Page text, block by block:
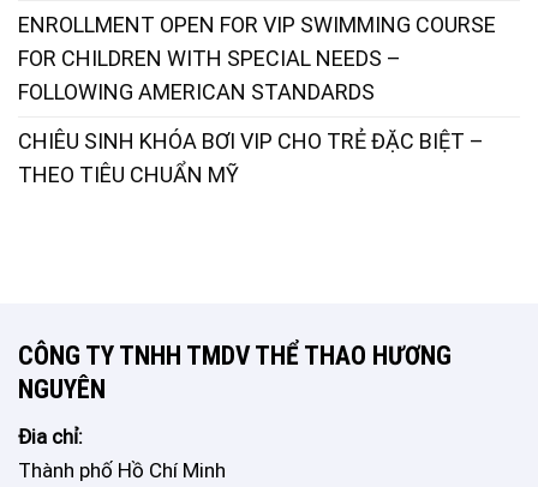
ENROLLMENT OPEN FOR VIP SWIMMING COURSE
FOR CHILDREN WITH SPECIAL NEEDS –
FOLLOWING AMERICAN STANDARDS
CHIÊU SINH KHÓA BƠI VIP CHO TRẺ ĐẶC BIỆT –
THEO TIÊU CHUẨN MỸ
CÔNG TY TNHH TMDV THỂ THAO HƯƠNG
NGUYÊN
Đia chỉ:
Thành phố Hồ Chí Minh